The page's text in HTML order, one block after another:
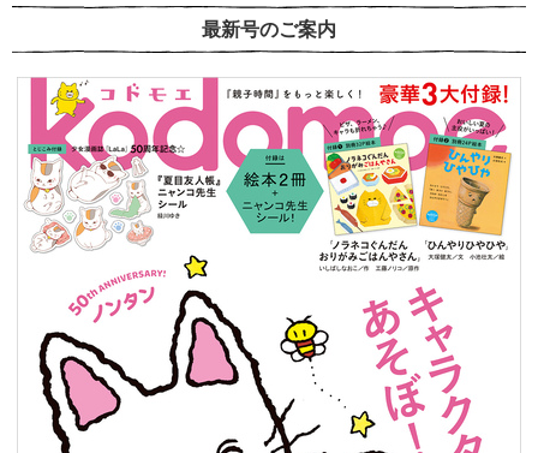
最新号のご案内